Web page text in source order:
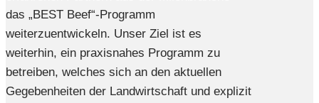
das „BEST Beef“-Programm
weiterzuentwickeln. Unser Ziel ist es
weiterhin, ein praxisnahes Programm zu
betreiben, welches sich an den aktuellen
Gegebenheiten der Landwirtschaft und explizit